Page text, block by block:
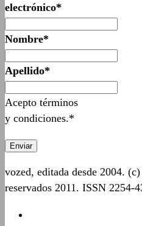
electrónico*
Nombre*
Apellido*
Acepto términos
y condiciones.*
vozed, editada desde 2004.
reservados 2011. ISSN 2254-